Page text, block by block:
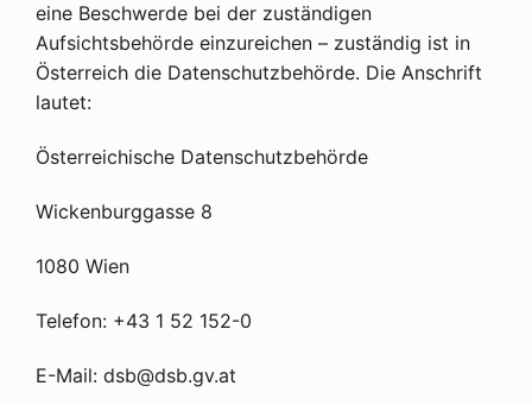
eine Beschwerde bei der zuständigen
Aufsichtsbehörde einzureichen – zuständig ist in
Österreich die Datenschutzbehörde. Die Anschrift
lautet:
Österreichische Datenschutzbehörde
Wickenburggasse 8
1080 Wien
Telefon: +43 1 52 152-0
E-Mail: dsb@dsb.gv.at